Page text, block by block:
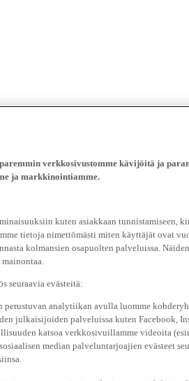
verkkosivustomme kävijöitä ja
ja markkinointiamme.
kuten asiakkaan tunnistamiseen,
tietoja nimettömästi miten käyttäjät ovat
kolmansien osapuolten palveluissa.
seuraavia evästeitä:
analytiikan avulla luomme
julkaisijoiden palveluissa kuten Facebook,
katsoa verkkosivuillamme videoita
median palveluntarjoajien evästeet